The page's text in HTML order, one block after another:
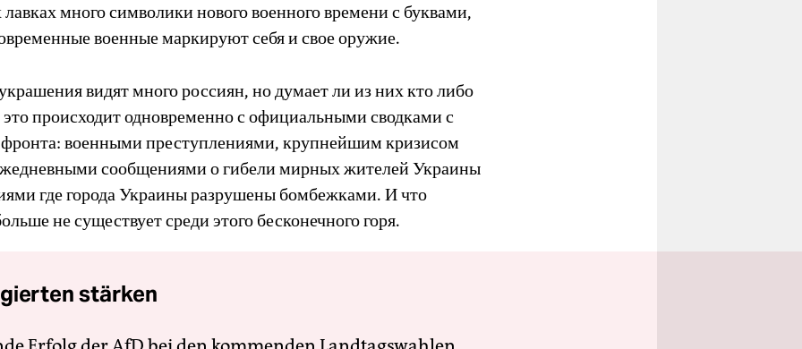
много символики нового военного времени с буквами,
военные маркируют себя и свое оружие.
видят много россиян, но думает ли из них кто либо
это происходит одновременно с официальными сводками с
фронта: военными преступлениями, крупнейшим кризисом
сообщениями о гибели мирных жителей Украины
где города Украины разрушены бомбежками. И что
не существует среди этого бесконечного горя.
stärken